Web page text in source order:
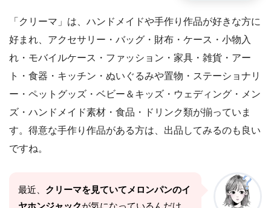
「クリーマ」は、ハンドメイドや手作り作品が好きな方に
好まれ、アクセサリー・バッグ・財布・ケース・小物入
れ・モバイルケース・ファッション・家具・雑貨・アー
ト・食器・キッチン・ぬいぐるみや置物・ステーショナリ
ー・ペットグッズ・ベビー＆キッズ・ウェディング・メン
ズ・ハンドメイド素材・食品・ドリンク類が揃っていま
す。得意な手作り作品がある方は、出品してみるのも良い
ですね。
最近、 クリーマを見ていてメロンパンのイ
ヤホンジャックが気になっているんだけ